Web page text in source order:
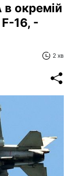
окремій
16, -
2 хв